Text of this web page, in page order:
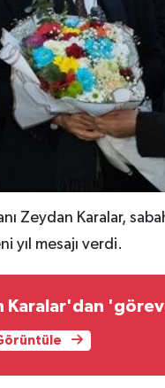
Zeydan Karalar,
yıl mesajı verdi.
Karalar'dan